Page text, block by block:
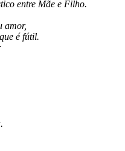
entre Mãe e Filho.
amor,
é fútil.